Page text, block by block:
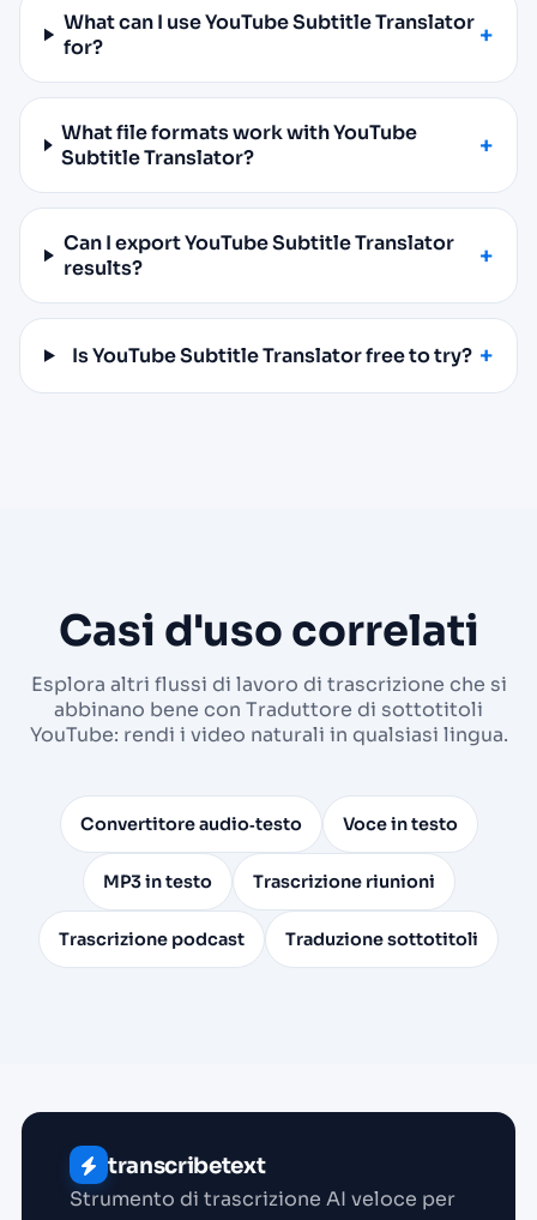
What can I use YouTube Subtitle Translator
for?
What file formats work with YouTube
Subtitle Translator?
Can I export YouTube Subtitle Translator
results?
Is YouTube Subtitle Translator free to try?
Casi d'uso correlati
Esplora altri flussi di lavoro di trascrizione che si
abbinano bene con Traduttore di sottotitoli
YouTube: rendi i video naturali in qualsiasi lingua.
Convertitore audio‑testo Voce in testo
MP3 in testo Trascrizione riunioni
Trascrizione podcast Traduzione sottotitoli
transcribetext
Strumento di trascrizione AI veloce per